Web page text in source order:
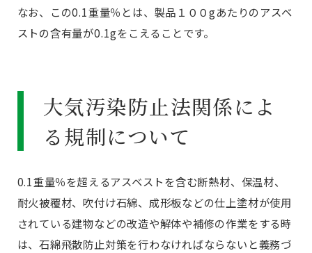
なお、この0.1重量％とは、製品１００gあたりのアスベ
ストの含有量が0.1gをこえることです。
大気汚染防止法関係によ
る規制について
0.1重量％を超えるアスベストを含む断熱材、保温材、
耐火被覆材、吹付け石綿、成形板などの仕上塗材が使用
されている建物などの改造や解体や補修の作業をする時
は、石綿飛散防止対策を行わなければならないと義務づ